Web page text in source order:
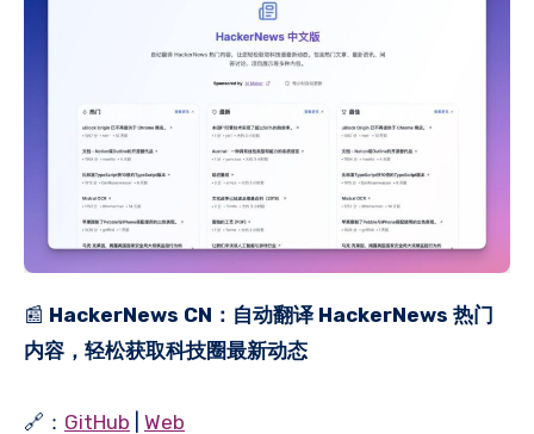
HackerNews CN：自动翻译 HackerNews 热门
内容，轻松获取科技圈最新动态
🔗： GitHub Web